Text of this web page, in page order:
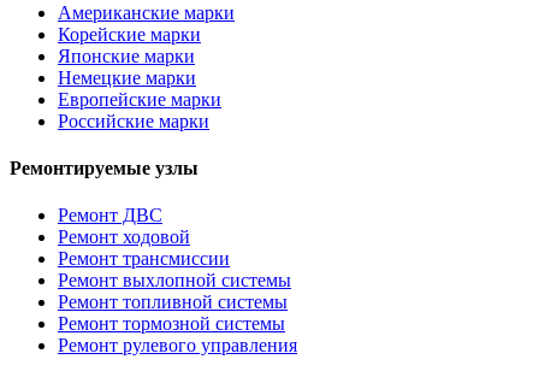
Американские марки
Корейские марки
Японские марки
Немецкие марки
Европейские марки
Российские марки
Ремонтируемые узлы
Ремонт ДВС
Ремонт ходовой
Ремонт трансмиссии
Ремонт выхлопной системы
Ремонт топливной системы
Ремонт тормозной системы
Ремонт рулевого управления